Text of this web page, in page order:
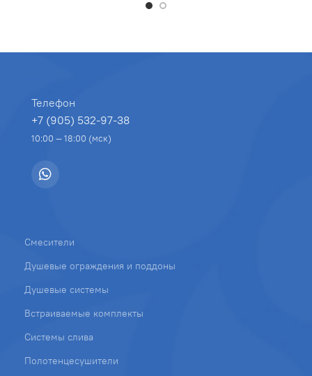
Смесители
Душевые ограждения и поддоны
Душевые системы
Встраиваемые комплекты
Системы слива
Полотенцесушители
Телефон
+7 (905) 532-97-38
10:00 — 18:00 (мск)